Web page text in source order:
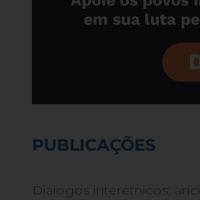
PUBLICAÇÕES
Diálogos interétnicos: